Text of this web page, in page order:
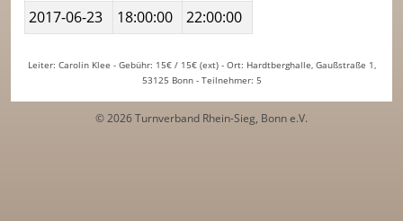
2017-06-23
18:00:00 22:00:00
Leiter: Carolin Klee - Gebühr: 15€ / 15€ (ext) - Ort: Hardtberghalle, Gaußstraße 1,
53125 Bonn - Teilnehmer: 5
© 2026 Turnverband Rhein-Sieg, Bonn e.V.